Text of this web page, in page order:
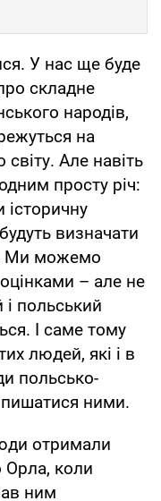
У нас ще буде
складне
народів,
на
світу. Але навіть
просту річ:
історичну
визначати
Ми можемо
– але не
і польський
І саме тому
людей, які і в
польсько-
пишатися ними.
отримали
Орла, коли
ним